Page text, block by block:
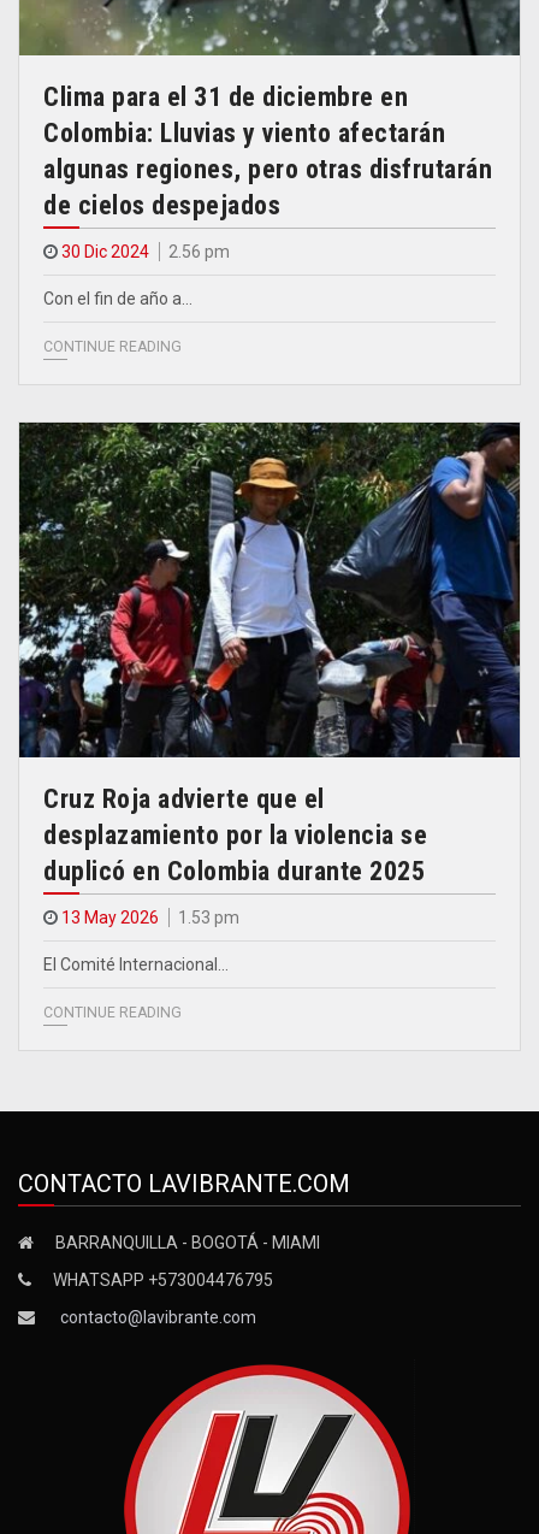
Clima para el 31 de diciembre en
Colombia: Lluvias y viento afectarán
algunas regiones, pero otras disfrutarán
de cielos despejados
30 Dic 2024 2.56 pm
Con el fin de año a…
CONTINUE READING
Cruz Roja advierte que el
desplazamiento por la violencia se
duplicó en Colombia durante 2025
13 May 2026 1.53 pm
El Comité Internacional…
CONTINUE READING
CONTACTO LAVIBRANTE.COM
BARRANQUILLA - BOGOTÁ - MIAMI
WHATSAPP +573004476795
contacto@lavibrante.com